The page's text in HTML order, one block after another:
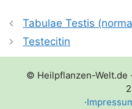
Tabulae Testis
Testecitin
© Heilpflanzen-Welt.de
·